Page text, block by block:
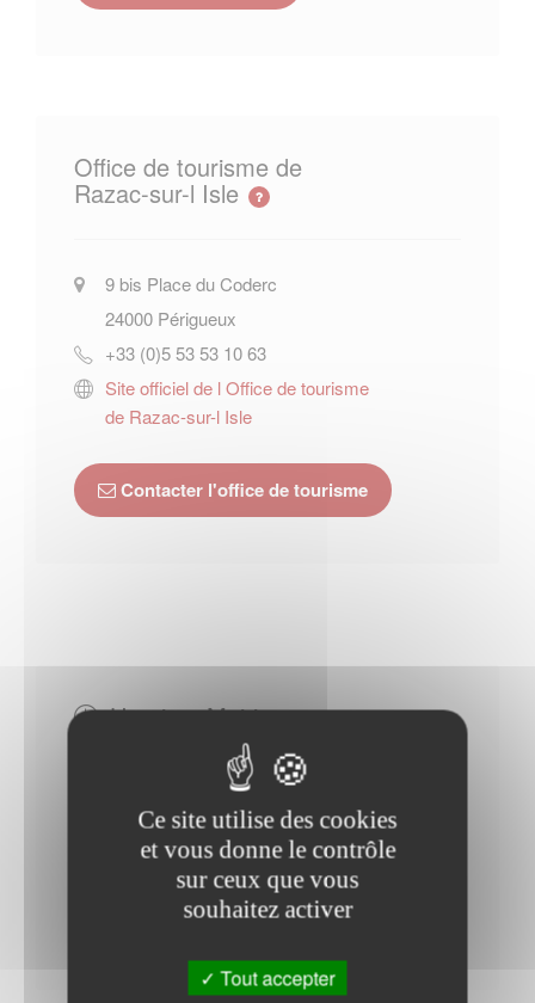
Office de tourisme de
Razac-sur-l Isle
9 bis Place du Coderc
24000 Périgueux
+33 (0)5 53 53 10 63
Site officiel de l Office de tourisme
de Razac-sur-l Isle
Contacter l'office de tourisme
Horaires Mairie
Du Lundi au Jeudi : - 09h00 à 12h00 - 14h00 à
Vendredi : - 14h00 à 18h00
Ce site utilise des cookies
et vous donne le contrôle
sur ceux que vous
souhaitez activer
Tout accepter